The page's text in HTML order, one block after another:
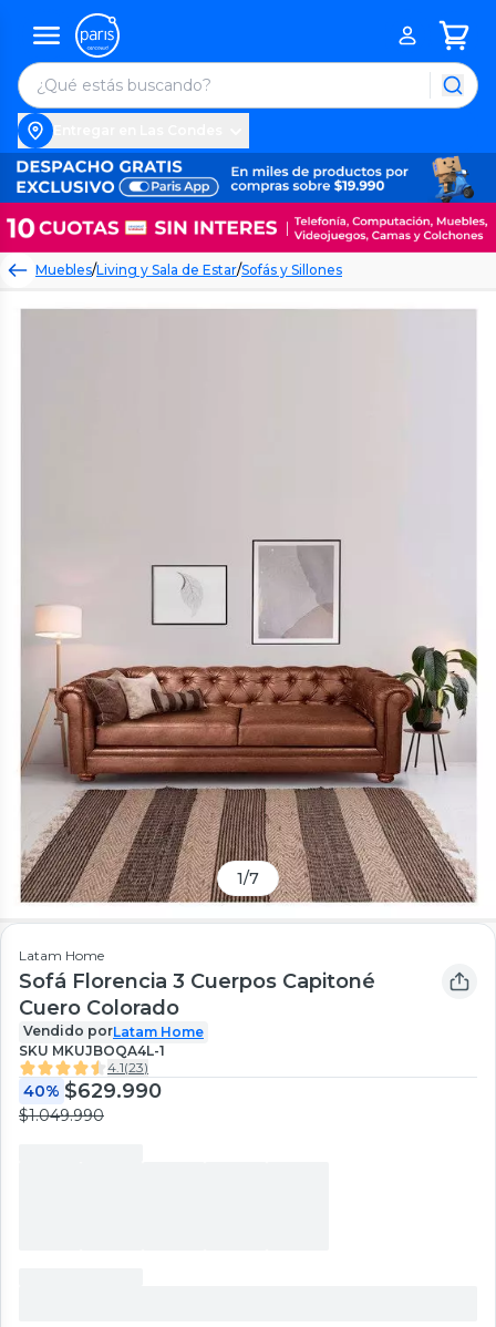
Muebles/Living y Sala de Estar/Sofás y Sillones
1/7
Latam Home
Sofá Florencia 3 Cuerpos Capitoné
Cuero Colorado
Vendido porLatam Home
SKU MKUJBOQA4L-1
4.1(23)
40% $629.990
$1.049.990